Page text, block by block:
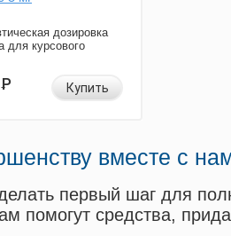
дозировка
для курсового
Р Купить
вместе с
первый шаг для
помогут средства,